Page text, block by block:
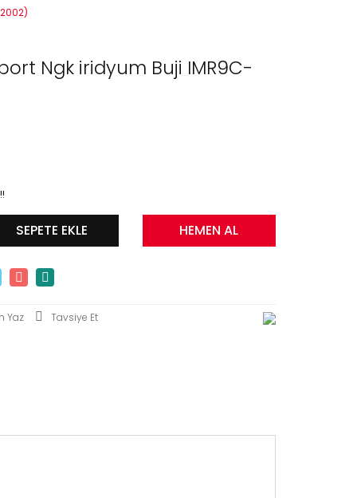
Ngk iridyum Buji IMR9C-
SEPETE EKLE HEMEN AL
Yaz Tavsiye Et